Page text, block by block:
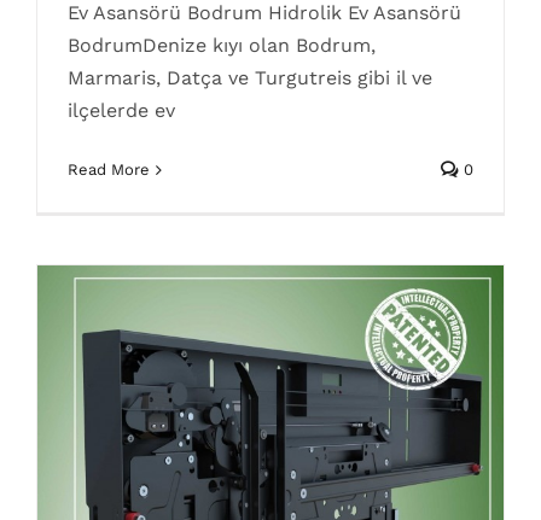
Ev Asansörü Bodrum Hidrolik Ev Asansörü
BodrumDenize kıyı olan Bodrum,
Marmaris, Datça ve Turgutreis gibi il ve
ilçelerde ev
Read More 0
sistemleri platform asansör Poz numaraları Yaşlı
Merdiven Asansörü
Yatay